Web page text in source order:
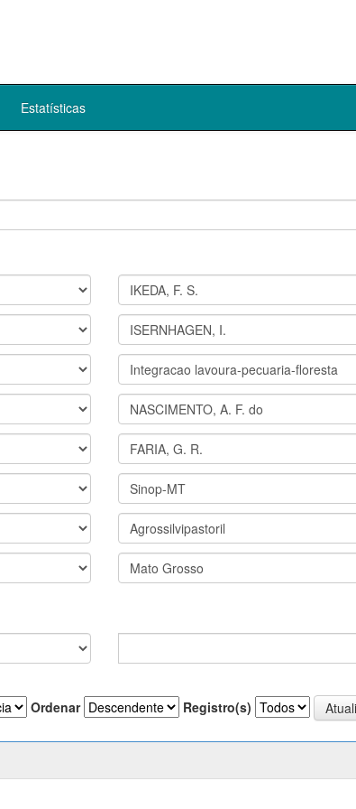
Estatísticas
Ordenar Registro(s)